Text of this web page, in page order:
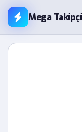
Mega Takipçi